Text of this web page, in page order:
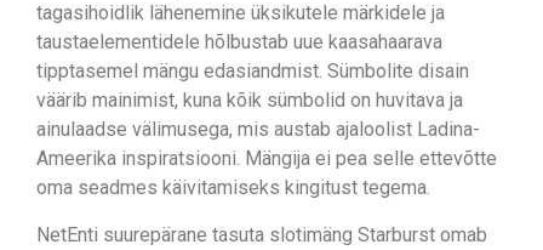
tagasihoidlik lähenemine üksikutele märkidele ja
taustaelementidele hõlbustab uue kaasahaarava
tipptasemel mängu edasiandmist. Sümbolite disain
väärib mainimist, kuna kõik sümbolid on huvitava ja
ainulaadse välimusega, mis austab ajaloolist Ladina-
Ameerika inspiratsiooni. Mängija ei pea selle ettevõtte
oma seadmes käivitamiseks kingitust tegema.
NetEnti suurepärane tasuta slotimäng Starburst omab